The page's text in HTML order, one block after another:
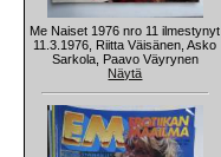
Me Naiset 1976 nro 11 ilmestynyt
11.3.1976, Riitta Väisänen, Asko
Sarkola, Paavo Väyrynen
Näytä